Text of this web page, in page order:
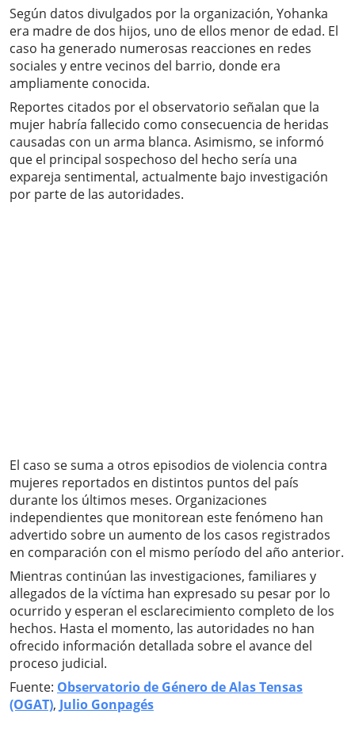
Según datos divulgados por la organización, Yohanka
era madre de dos hijos, uno de ellos menor de edad. El
caso ha generado numerosas reacciones en redes
sociales y entre vecinos del barrio, donde era
ampliamente conocida.
Reportes citados por el observatorio señalan que la
mujer habría fallecido como consecuencia de heridas
causadas con un arma blanca. Asimismo, se informó
que el principal sospechoso del hecho sería una
expareja sentimental, actualmente bajo investigación
por parte de las autoridades.
El caso se suma a otros episodios de violencia contra
mujeres reportados en distintos puntos del país
durante los últimos meses. Organizaciones
independientes que monitorean este fenómeno han
advertido sobre un aumento de los casos registrados
en comparación con el mismo período del año anterior.
Mientras continúan las investigaciones, familiares y
allegados de la víctima han expresado su pesar por lo
ocurrido y esperan el esclarecimiento completo de los
hechos. Hasta el momento, las autoridades no han
ofrecido información detallada sobre el avance del
proceso judicial.
Fuente: Observatorio de Género de Alas Tensas
(OGAT), Julio Gonpagés